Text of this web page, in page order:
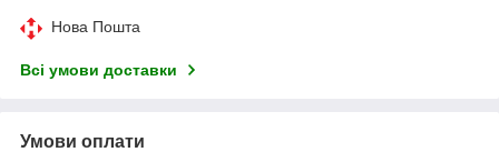
Нова Пошта
Всі умови доставки
Умови оплати